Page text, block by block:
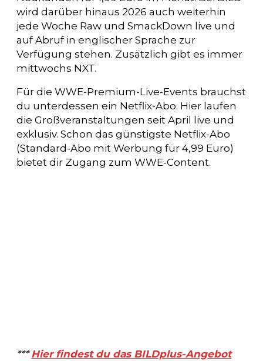
wird darüber hinaus 2026 auch weiterhin
jede Woche Raw und SmackDown live und
auf Abruf in englischer Sprache zur
Verfügung stehen. Zusätzlich gibt es immer
mittwochs NXT.
Für die WWE-Premium-Live-Events brauchst
du unterdessen ein Netflix-Abo. Hier laufen
die Großveranstaltungen seit April live und
exklusiv. Schon das günstigste Netflix-Abo
(Standard-Abo mit Werbung für 4,99 Euro)
bietet dir Zugang zum WWE-Content.
***Hier findest du das BILDplus-Angebot